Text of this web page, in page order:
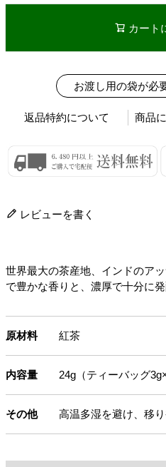
カート
お渡し用の袋が必
返品特約について 商品
レビューを書く
世界最大の茶産地、インドのア
で豊かな香りと、濃厚で十分に
原材料 紅茶
内容量 24g（ティーバッグ
その他 高温多湿を避け、移